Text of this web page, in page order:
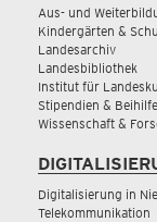
Aus- und
Kindergärten &
Landesarchiv
Landesbibliothek
Institut für
Stipendien &
Wissenschaft &
Digitalisierung in
Telekommunikation